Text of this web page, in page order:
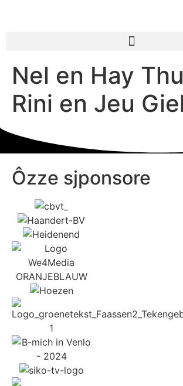
Nel en Hay
Rini en Jeu
Ôzze sjponsore